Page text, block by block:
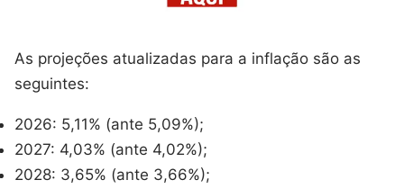
As projeções atualizadas para a inflação são as
seguintes:
2026: 5,11% (ante 5,09%);
2027: 4,03% (ante 4,02%);
2028: 3,65% (ante 3,66%);